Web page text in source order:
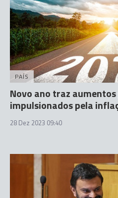
PAÍS
Novo ano traz
impulsionados pela
28 Dez 2023 09:40